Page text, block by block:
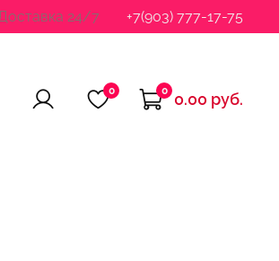
Доставка 24/7 +7(903) 777-17-75
0 0 0.00 руб.